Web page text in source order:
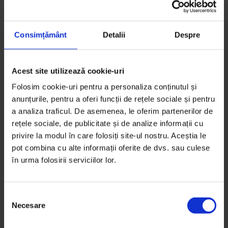
Consimțământ Detalii Despre
Acest site utilizează cookie-uri
Folosim cookie-uri pentru a personaliza conținutul și
anunțurile, pentru a oferi funcții de rețele sociale și pentru
a analiza traficul. De asemenea, le oferim partenerilor de
rețele sociale, de publicitate și de analize informații cu
privire la modul în care folosiți site-ul nostru. Aceștia le
pot combina cu alte informații oferite de dvs. sau culese
în urma folosirii serviciilor lor.
Necesare
pornești, cum găsești finanțare, cum găsești
co‑fondatori, orice desprecum să, dar nu e încă
suficientă inițiativă. E mult potențial, dar mai durează
până ajungem acolo.”
Dincolo de evenimente, a început să apară și
infrastructura. Clujul, orașul din România poate cel
mai prietenos cu freelancerii (are trei spații de
coworking), va avea din toamnă și un accelerator.
Spherik Accelerator e rezultatul unui parteneriat
între UBB, Universitatea Tehnică, Banca Transilvania și
Liberty Technology Park, înființat în 2013 în locul
va oferi start‑upurilor spațiu, mentori din România și
străinătate, acces la experți (de la IT la avocați) și
traininguri pentru dezvoltarea skillurilor soft (de